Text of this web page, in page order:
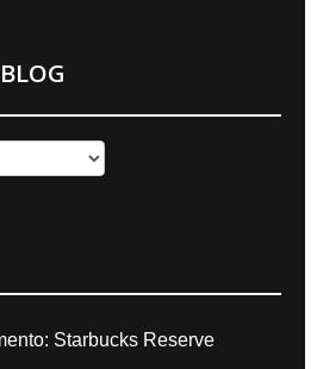
Starbucks Reserve